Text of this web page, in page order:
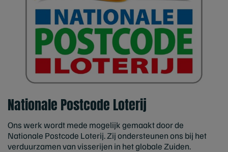
Nationale Postcode Loterij
Ons werk wordt mede mogelijk gemaakt door de
Nationale Postcode Loterij. Zij ondersteunen ons bij het
verduurzamen van visserijen in het globale Zuiden.